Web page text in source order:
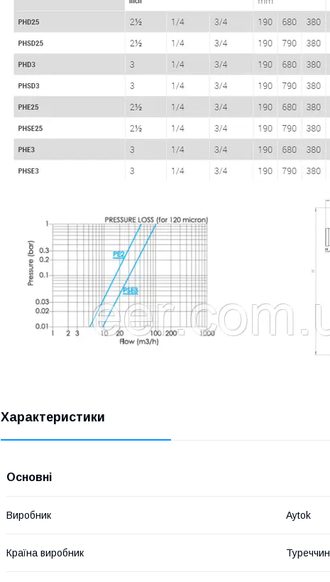
Характеристики
Основні
Виробник Aytok
Країна виробник